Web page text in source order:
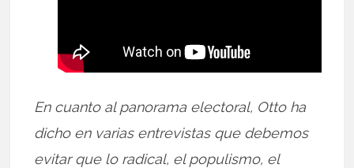
En cuanto al panorama electoral, Otto ha
dicho en varias entrevistas que debemos
evitar que lo radical, el populismo, el